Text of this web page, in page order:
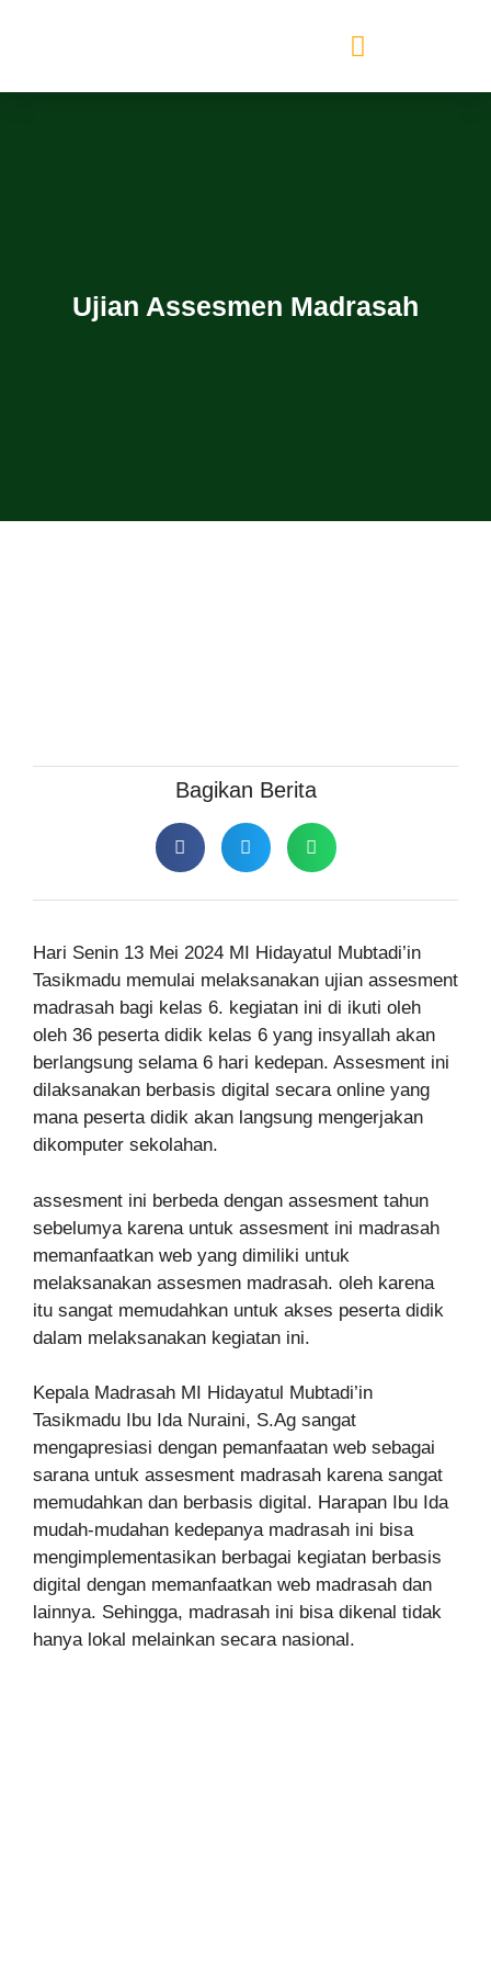
Ujian Assesmen Madrasah
Bagikan Berita
Hari Senin 13 Mei 2024 MI Hidayatul Mubtadi’in
Tasikmadu memulai melaksanakan ujian assesment
madrasah bagi kelas 6. kegiatan ini di ikuti oleh
oleh 36 peserta didik kelas 6 yang insyallah akan
berlangsung selama 6 hari kedepan. Assesment ini
dilaksanakan berbasis digital secara online yang
mana peserta didik akan langsung mengerjakan
dikomputer sekolahan.
assesment ini berbeda dengan assesment tahun
sebelumya karena untuk assesment ini madrasah
memanfaatkan web yang dimiliki untuk
melaksanakan assesmen madrasah. oleh karena
itu sangat memudahkan untuk akses peserta didik
dalam melaksanakan kegiatan ini.
Kepala Madrasah MI Hidayatul Mubtadi’in
Tasikmadu Ibu Ida Nuraini, S.Ag sangat
mengapresiasi dengan pemanfaatan web sebagai
sarana untuk assesment madrasah karena sangat
memudahkan dan berbasis digital. Harapan Ibu Ida
mudah-mudahan kedepanya madrasah ini bisa
mengimplementasikan berbagai kegiatan berbasis
digital dengan memanfaatkan web madrasah dan
lainnya. Sehingga, madrasah ini bisa dikenal tidak
hanya lokal melainkan secara nasional.